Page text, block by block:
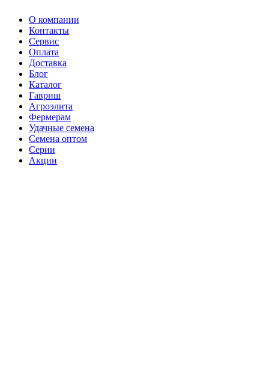
О компании
Контакты
Сервис
Оплата
Доставка
Блог
Каталог
Гавриш
Агроэлита
Фермерам
Удачные семена
Семена оптом
Серии
Акции